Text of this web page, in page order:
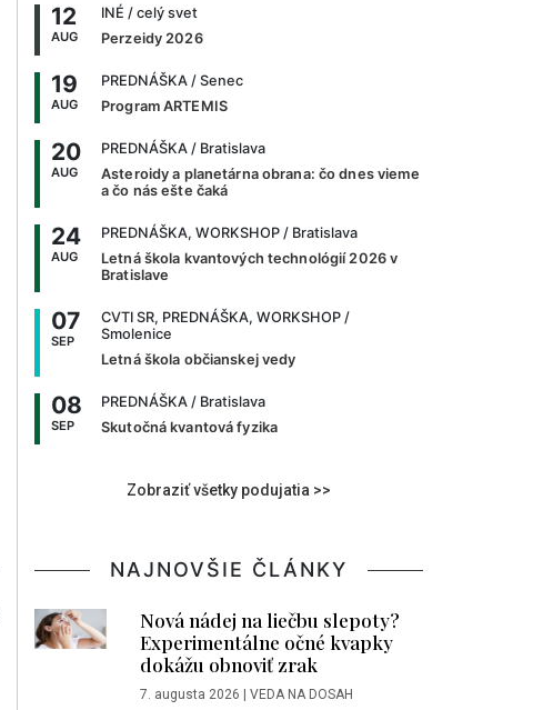
12
AUG
INÉ / celý svet
Perzeidy 2026
19
AUG
PREDNÁŠKA / Senec
Program ARTEMIS
20
AUG
PREDNÁŠKA / Bratislava
Asteroidy a planetárna obrana: čo dnes vieme
a čo nás ešte čaká
24
AUG
PREDNÁŠKA, WORKSHOP / Bratislava
Letná škola kvantových technológií 2026 v
Bratislave
07
SEP
CVTI SR, PREDNÁŠKA, WORKSHOP /
Smolenice
Letná škola občianskej vedy
08
SEP
PREDNÁŠKA / Bratislava
Skutočná kvantová fyzika
Zobraziť všetky podujatia >>
NAJNOVŠIE ČLÁNKY
Nová nádej na liečbu slepoty?
Experimentálne očné kvapky
dokážu obnoviť zrak
7. augusta 2026 | VEDA NA DOSAH